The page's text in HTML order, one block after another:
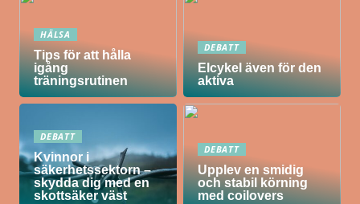
HÄLSA
Tips för att hålla
igång
träningsrutinen
DEBATT
Elcykel även för den
aktiva
DEBATT
Kvinnor i
säkerhetssektorn –
skydda dig med en
skottsäker väst
DEBATT
Upplev en smidig
och stabil körning
med coilovers